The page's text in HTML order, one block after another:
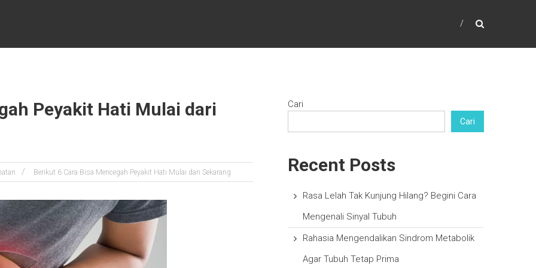
Peyakit Hati Mulai dari
Berikut 6 Cara Bisa Mencegah Peyakit Hati Mulai dari Sekarang
Cari
Cari
Recent Posts
Rasa Lelah Tak Kunjung Hilang? Begini Cara
Mengenali Sinyal Tubuh
Rahasia Mengendalikan Sindrom Metabolik
Agar Tubuh Tetap Prima